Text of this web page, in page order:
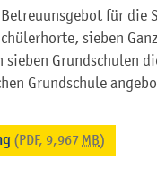
für die
sieben
Grundschulen
Grundschule
(PDF, 9,967MB)